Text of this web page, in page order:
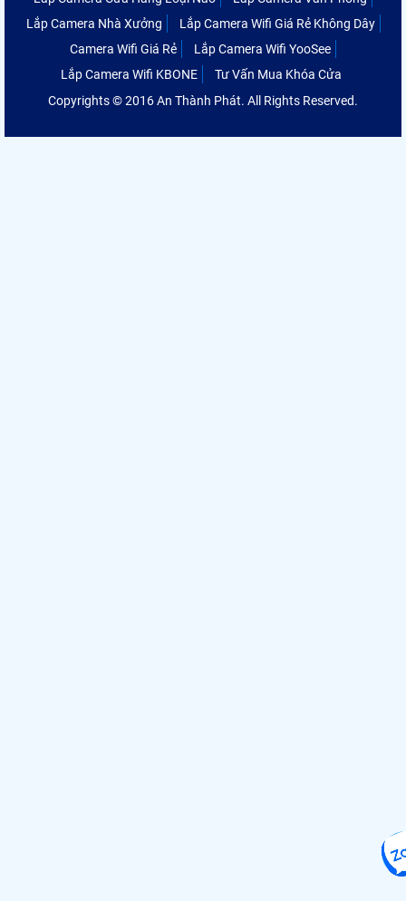
Lắp Camera Nhà Xưởng
Lắp Camera Wifi Giá Rẻ Không Dây
Camera Wifi Giá Rẻ
Lắp Camera Wifi YooSee
Lắp Camera Wifi KBONE
Tư Vấn Mua Khóa Cửa
Copyrights © 2016 An Thành Phát. All Rights Reserved.